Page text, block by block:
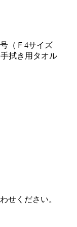
（Ｆ4サイズ
手拭き用タオル
せください。